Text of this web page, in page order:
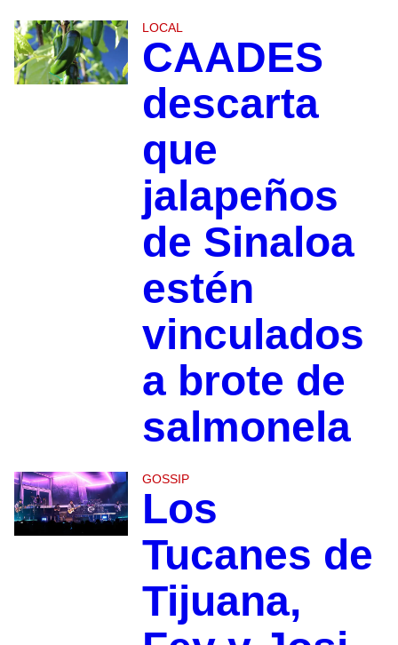
LOCAL
CAADES
descarta
que
jalapeños
de Sinaloa
estén
vinculados
a brote de
salmonela
GOSSIP
Los
Tucanes de
Tijuana,